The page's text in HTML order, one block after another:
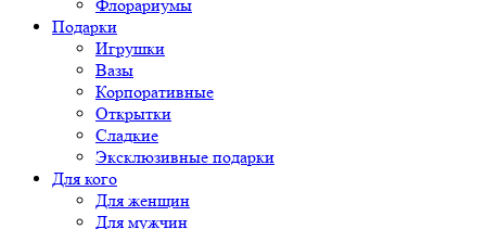
Флорариумы
Подарки
Игрушки
Вазы
Корпоративные
Открытки
Сладкие
Эксклюзивные подарки
Для кого
Для женщин
Для мужчин